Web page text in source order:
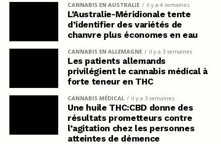
CANNABIS EN AUSTRALIE il y a 4 semaines
L’Australie-Méridionale tente
d’identifier des variétés de
chanvre plus économes en eau
CANNABIS EN ALLEMAGNE il y a 3 semaines
Les patients allemands
privilégient le cannabis médical à
forte teneur en THC
CANNABIS MÉDICAL il y a 3 semaines
Une huile THC:CBD donne des
résultats prometteurs contre
l’agitation chez les personnes
atteintes de démence